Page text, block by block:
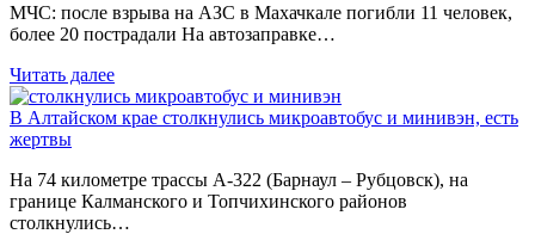
МЧС: после взрыва на АЗС в Махачкале погибли 11 человек,
более 20 пострадали На автозаправке…
Читать далее
В Алтайском крае столкнулись микроавтобус и минивэн, есть
жертвы
На 74 километре трассы А-322 (Барнаул – Рубцовск), на
границе Калманского и Топчихинского районов
столкнулись…